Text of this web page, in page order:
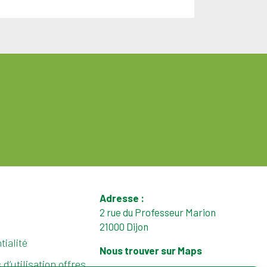
offres
Adresse :
2 rue du Professeur Marion
21000 Dijon
Nous trouver sur Maps